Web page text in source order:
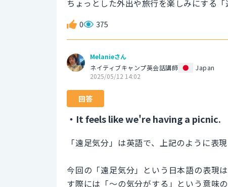
ちょっとした外出や旅行を楽しみにする
0 375
Melanieさん
ネイティブキャンプ英会話講師
Japan
2025/05/12 14:02
回答
・It feels like we're having a picnic.
「遠足気分」は英語で、上記のように表
今回の「遠足気分」という日本語の表現
す際には「〜の気分がする」という意味